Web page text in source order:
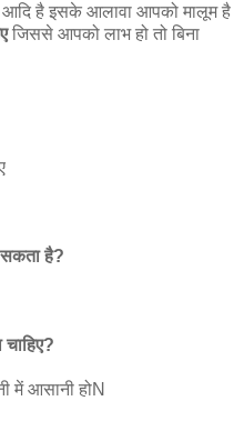
आदि है इसके आलावा आपको मालूम है
जिससे आपको लाभ हो तो बिना
है?
में आसानी होN